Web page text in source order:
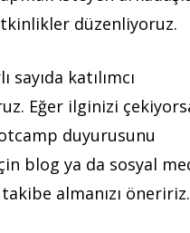
düzenliyoruz.
sayıda katılımcı
Eğer ilginizi
duyurusunu
blog ya da sosyal
takibe almanızı öneririz.